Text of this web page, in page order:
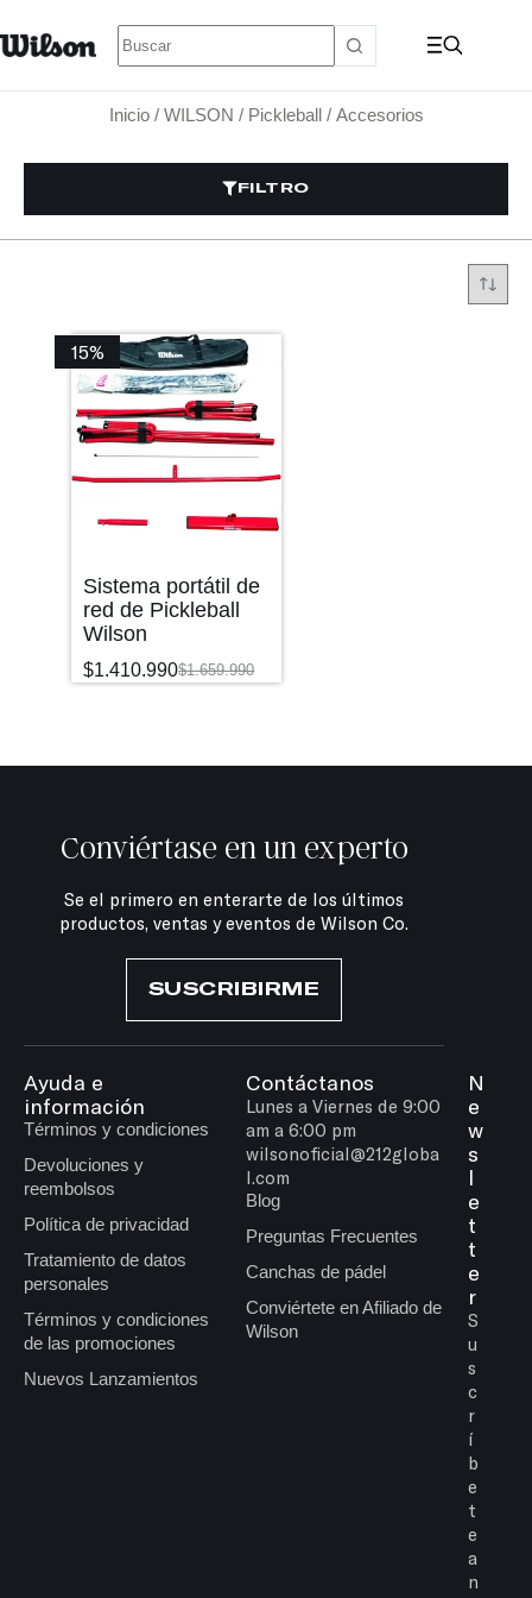
Inicio/ WILSON / Pickleball/ Accesorios
FILTRO
15%
Sistema portátil de
red de Pickleball
Wilson
$1.659.990
$1.410.990
Conviértase en un experto
Se el primero en enterarte de los últimos
productos, ventas y eventos de Wilson Co.
SUSCRIBIRME
Ayuda e
información
Términos y condiciones
Devoluciones y
reembolsos
Política de privacidad
Tratamiento de datos
personales
Términos y condiciones
de las promociones
Nuevos Lanzamientos
Contáctanos
Lunes a Viernes de 9:00
am a 6:00 pm
wilsonoficial@212globa
l.com
Blog
Preguntas Frecuentes
Canchas de pádel
Conviértete en Afiliado de
Wilson
N
e
w
s
l
e
t
t
e
r
S
u
s
c
r
í
b
e
t
e
a
n